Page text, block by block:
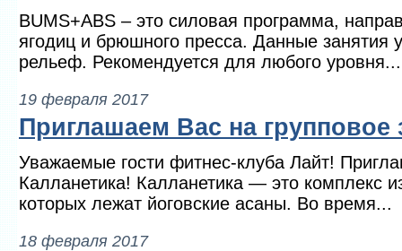
BUMS+ABS – это силовая программа,
ягодиц и брюшного пресса. Данные
рельеф. Рекомендуется для любого уровня...
19 февраля 2017
Приглашаем Вас на групповое
Уважаемые гости фитнес-клуба Лайт!
Калланетика! Калланетика — это комплекс
которых лежат йоговские асаны. Во время...
18 февраля 2017